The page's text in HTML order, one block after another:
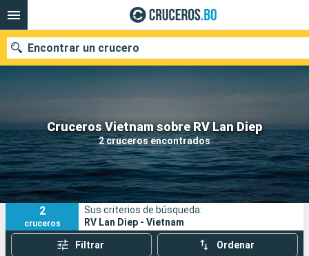
Cruceros Vietnam sobre RV Lan Diep
2 cruceros encontrados
Encontrar un crucero
Nuestros destinos
Fecha de salida
Puertos Compañías
Buscar
2
cruceros
Sus criterios de búsqueda:
RV Lan Diep - Vietnam
Filtrar Ordenar